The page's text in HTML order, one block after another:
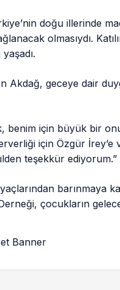
doğu illerinde
olmasıydı.
Akdağ, geceye dair
benim için büyük bir
için Özgür İrey’e
teşekkür ediyorum.”
barınmaya
çocukların